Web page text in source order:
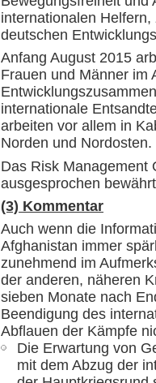
internationalen
deutschen
Anfang August 2015
Frauen und Männer im
internationale
arbeiten vor allem in
Norden und Nordosten.
Das Risk Management
ausgesprochen
(3) Kommentar
Auch wenn die
Afghanistan immer
zunehmend im
der anderen, näheren
sieben Monate nach
Beendigung des
Abflauen der Kämpfe
Die Erwartung von
mit dem Abzug der